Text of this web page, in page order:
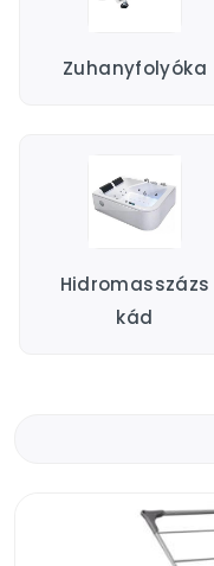
Zuhanyfolyóka
Hidromasszázs
kád